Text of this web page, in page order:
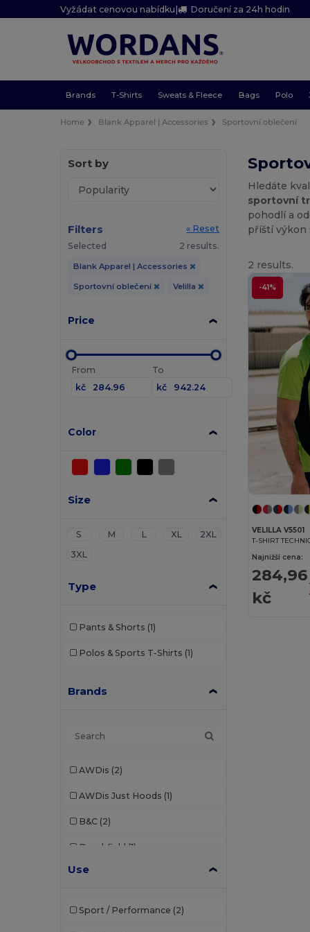
Vyžádat cenovou nabídku| Doručení za 24h hodin
Brands T-Shirts Sweats & Fleece Bags Polo
Home Blank Apparel | Accessories Sportovní oblečení
Sort by
Filters
« Reset
Selected
2 results.
Blank Apparel | Accessories
Sportovní oblečení Velilla
Price
From
kč
To
kč
Color
Size
S M L XL
2XL
3XL
Type
Pants & Shorts (1)
Polos & Sports T-Shirts (1)
Brands
AWDis (2)
AWDis Just Hoods (1)
B&C (2)
Beechfield (1)
Brook Taverner
Use
Sport / Performance (2)
Hledáte
sportovní
pohodlí a
příští výkon
2 results.
-41%
VELILLA V5501
T-SHIRT
Najnižší cena:
284,96
kč